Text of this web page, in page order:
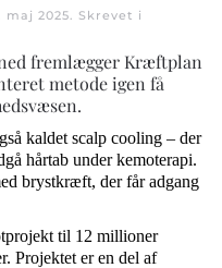
maj 2025 . Skrevet i
fremlægger Kræftplan
metode igen få
kaldet scalp cooling – der
hårtab under kemoterapi.
brystkræft, der får adgang
til 12 millioner
Projektet er en del af